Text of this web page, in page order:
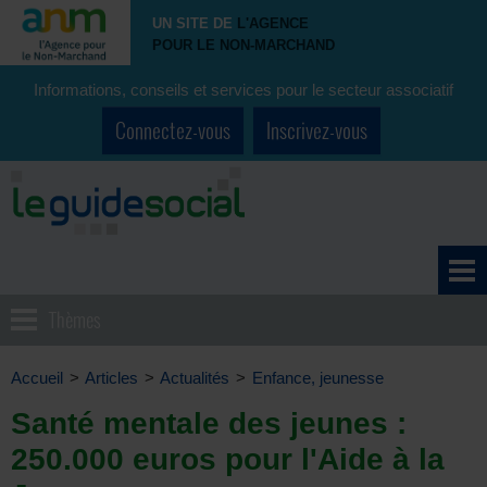
UN SITE DE L'AGENCE
POUR LE NON-MARCHAND
Informations, conseils et services pour le secteur associatif
Connectez-vous Inscrivez-vous
Accueil > Articles > Actualités > Enfance, jeunesse
Santé mentale des jeunes :
250.000 euros pour l'Aide à la